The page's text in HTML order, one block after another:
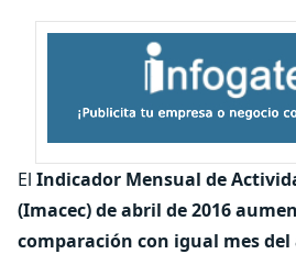
El Indicador Mensual de
(Imacec)de abril de 2016
comparación con igual mes